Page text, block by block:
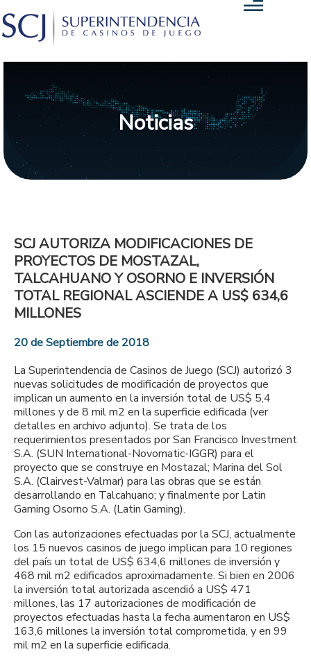
Noticias
SCJ AUTORIZA MODIFICACIONES DE
PROYECTOS DE MOSTAZAL,
TALCAHUANO Y OSORNO E INVERSIÓN
TOTAL REGIONAL ASCIENDE A US$ 634,6
MILLONES
20 de Septiembre de 2018
La Superintendencia de Casinos de Juego (SCJ) autorizó 3
nuevas solicitudes de modificación de proyectos que
implican un aumento en la inversión total de US$ 5,4
millones y de 8 mil m2 en la superficie edificada (ver
detalles en archivo adjunto). Se trata de los
requerimientos presentados por San Francisco Investment
S.A. (SUN International-Novomatic-IGGR) para el
proyecto que se construye en Mostazal; Marina del Sol
S.A. (Clairvest-Valmar) para las obras que se están
desarrollando en Talcahuano; y finalmente por Latin
Gaming Osorno S.A. (Latin Gaming).
Con las autorizaciones efectuadas por la SCJ, actualmente
los 15 nuevos casinos de juego implican para 10 regiones
del país un total de US$ 634,6 millones de inversión y
468 mil m2 edificados aproximadamente. Si bien en 2006
la inversión total autorizada ascendió a US$ 471
millones, las 17 autorizaciones de modificación de
proyectos efectuadas hasta la fecha aumentaron en US$
163,6 millones la inversión total comprometida, y en 99
mil m2 en la superficie edificada.